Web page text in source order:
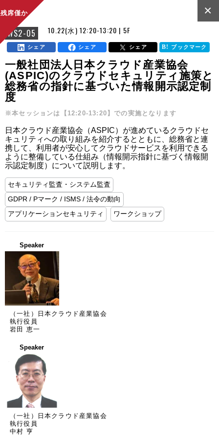
WS2-05 10.22(水) 12:20-13:20 | 5F
×
シェア シェア シェア ブックマーク
残席僅か
一般社団法人日本クラウド産業協会
(ASPIC)のクラウドセキュリティ施策と
総務省の指針に基づいた情報開示認定制
度
※本セッションは【12:20-13:20】での実施となります
日本クラウド産業協会（ASPIC）が進めているクラウドセ
キュリティへの取り組みを紹介するとともに、総務省と連
携して、利用者が安心してクラウドサービスを利用できる
ように整備している仕組み（情報開示指針に基づく情報開
示認定制度）について説明します。
セキュリティ監査・システム監査
GDPR / Pマーク / ISMS / 法令の動向
アプリケーションセキュリティ
ワークショップ
Speaker
（一社）日本クラウド産業協会
執行役員
岩田 恵一
Speaker
（一社）日本クラウド産業協会
執行役員
中村 亨